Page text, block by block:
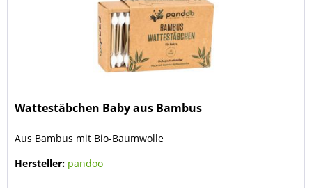
Wattestäbchen Baby aus Bambus
Aus Bambus mit Bio-Baumwolle
Hersteller: pandoo